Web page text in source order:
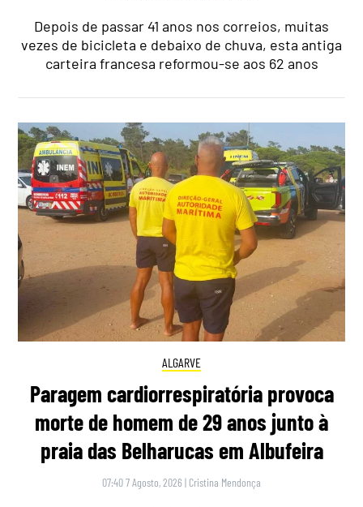
Depois de passar 41 anos nos correios, muitas
vezes de bicicleta e debaixo de chuva, esta antiga
carteira francesa reformou-se aos 62 anos
ALGARVE
Paragem cardiorrespiratória provoca
morte de homem de 29 anos junto à
praia das Belharucas em Albufeira
07:40 7 Agosto, 2026 | Cristina Mendonça